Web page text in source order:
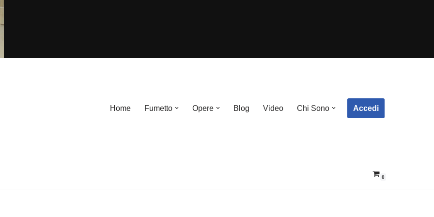
Home Fumetto Opere Blog Video Chi Sono Accedi
0